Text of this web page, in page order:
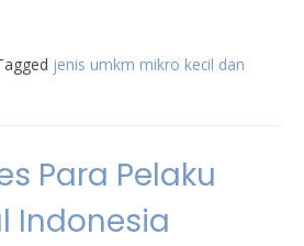
jenis umkm mikro kecil dan
Para Pelaku
Indonesia